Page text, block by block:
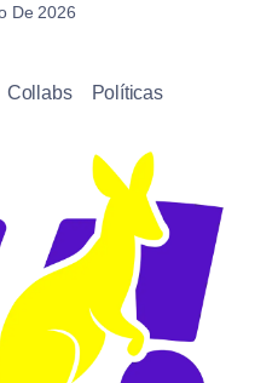
De 2026
Collabs Políticas